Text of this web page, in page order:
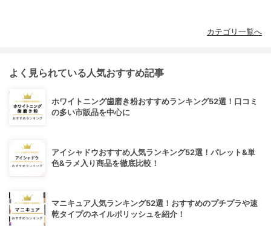
カテゴリ一覧へ
よく見られている人気おすすめ記事
ホワイトニング歯磨き粉おすすめランキング52選！口コミ
の多い市販品を中心に
アイシャドウおすすめ人気ランキング52選！パレット&単
色&ラメ入り商品を徹底比較！
マニキュア人気ランキング52選！おすすめのプチプラや速
乾タイプのネイルポリッシュを紹介！